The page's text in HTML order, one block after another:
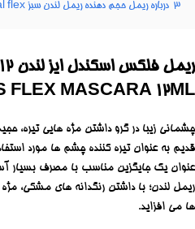
3 درباره ریمل حجم دهنده ریمل لندن سبز rimmel london scandal flex :
FLEX MASCARA 12ML
چشمانی زیبا در گرو داشتن مژه هایی تیره،
قدیم به عنوان تیره کننده چشم ها مورد
عنوان یک جایگزین مناسب با مصرف بسیار
ریمل لندن؛ با داشتن رنگدانه های مشکی،
ها می افزاید.